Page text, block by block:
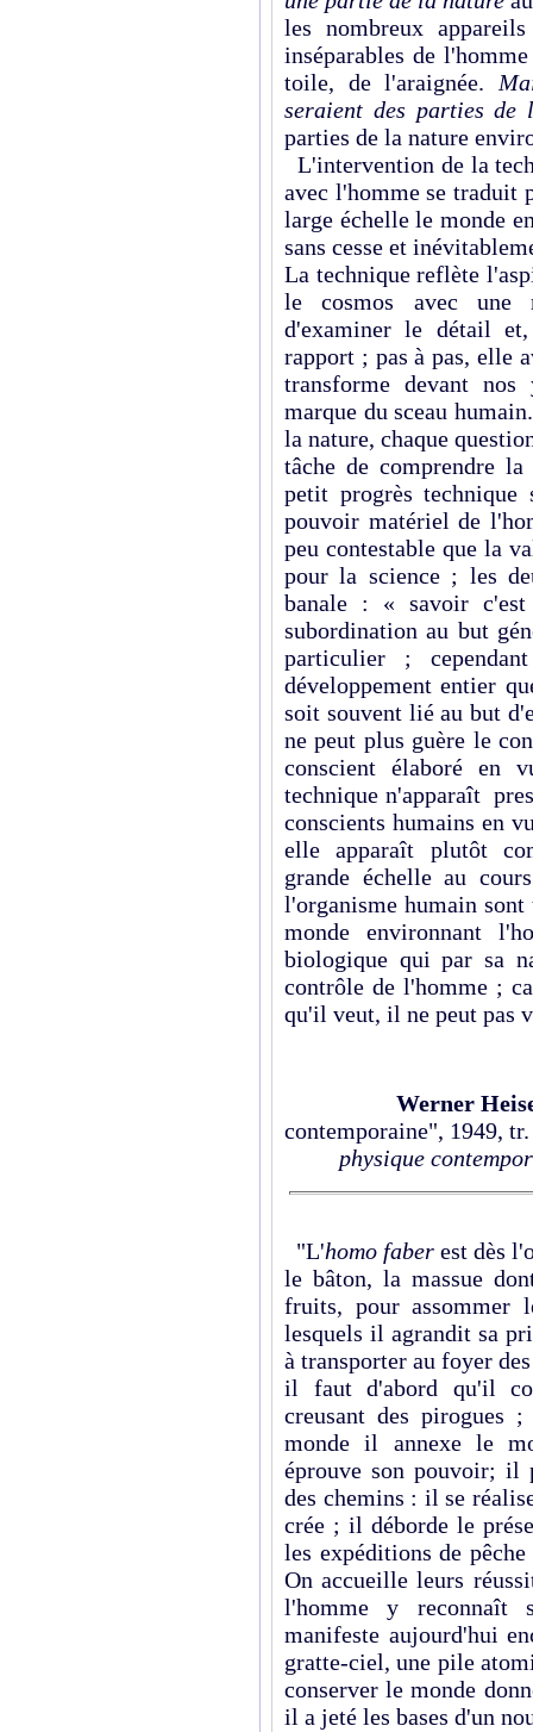
les nombreux
inséparables de
toile, de l'araignée.
seraient des parties de
parties de la nature
L'intervention de la
avec l'homme se traduit
large échelle le monde
sans cesse et
La technique reflète
le cosmos avec une
d'examiner le détail
rapport ; pas à pas, elle
transforme devant
marque du sceau
la nature, chaque
tâche de comprendre
petit progrès
pouvoir matériel de
peu contestable que la
pour la science ; les
banale : « savoir
subordination au but
particulier ;
développement entier
soit souvent lié au but
ne peut plus guère le
conscient élaboré en
technique n'apparaît
conscients humains en
elle apparaît plutôt
grande échelle au
l'organisme humain sont
monde environnant
biologique qui par sa
contrôle de l'homme ;
qu'il veut, il ne peut pas
Werner
contemporaine", 1949,
physique
"L'homo faber est dès
le bâton, la massue
fruits, pour assommer
lesquels il agrandit sa
à transporter au foyer
il faut d'abord qu'il
creusant des pirogues
monde il annexe le
éprouve son pouvoir; il
des chemins : il se
crée ; il déborde le
les expéditions de
On accueille leurs
l'homme y reconnaît
manifeste aujourd'hui
gratte-ciel, une pile
conserver le monde
il a jeté les bases d'un